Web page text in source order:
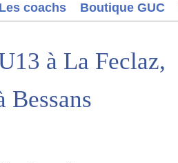
Les coachs Boutique GUC
à La Feclaz,
Bessans